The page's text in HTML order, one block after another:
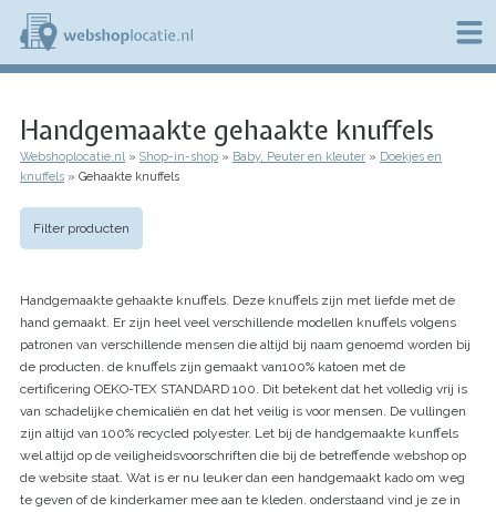
Overslaan
naar
de
b
s
h
o
t
i
e
Handgemaakte gehaakte knuffels
Kruimelpad
Webshoplocatie.nl Shop-in-shop Baby, Peuter en kleuter
Doekjes en
knuffels
Gehaakte knuffels
Filter producten
Handgemaakte gehaakte knuffels. Deze knuffels zijn met liefde met de
hand gemaakt. Er zijn heel veel verschillende modellen knuffels volgens
patronen van verschillende mensen die altijd bij naam genoemd worden bij
de producten. de knuffels zijn gemaakt van100% katoen met de
certificering OEKO-TEX STANDARD 100. Dit betekent dat het volledig vrij is
van schadelijke chemicaliën en dat het veilig is voor mensen. De vullingen
zijn altijd van 100% recycled polyester. Let bij de handgemaakte kunffels
wel altijd op de veiligheidsvoorschriften die bij de betreffende webshop op
de website staat. Wat is er nu leuker dan een handgemaakt kado om weg
te geven of de kinderkamer mee aan te kleden. onderstaand vind je ze in